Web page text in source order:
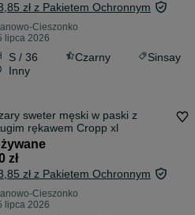
zł z Pakietem Ochronnym
Cieszonko
lipca 2026
S / 36 Czarny
Sinsay
Inny
sweter męski w paski z
rękawem Cropp xl
zł
zł z Pakietem Ochronnym
Cieszonko
lipca 2026